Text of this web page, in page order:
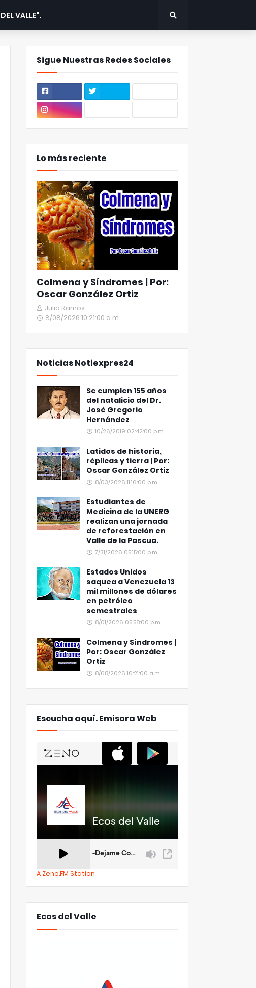
VALLE".
Sigue Nuestras Redes Sociales
Lo más reciente
Colmena y Síndromes | Por:
Oscar González Ortiz
Julio Ramos
8/08/2026 10:21:00 a.m.
Noticias Notiexpres24
Se cumplen 155 años
del natalicio del Dr.
José Gregorio
Hernández
10/26/2019 02:42:00 p.m.
Latidos de historia,
réplicas y tierra | Por:
Oscar González Ortiz
8/03/2026 11:16:00 p.m.
Estudiantes de
Medicina de la UNERG
realizan una jornada
de reforestación en
Valle de la Pascua.
7/31/2026 05:15:00 p.m.
Estados Unidos
saquea a Venezuela 13
mil millones de dólares
en petróleo
semestrales
8/01/2026 05:58:00 p.m.
Colmena y Síndromes |
Por: Oscar González
Ortiz
8/08/2026 10:21:00 a.m.
Escucha aquí. Emisora Web
A Zeno.FM Station
Ecos del Valle